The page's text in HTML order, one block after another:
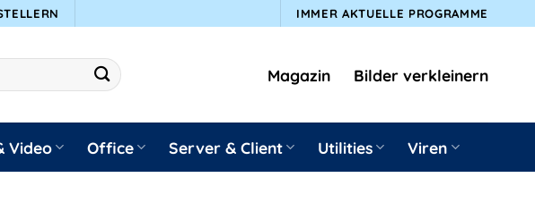
IMMER AKTUELLE PROGRAMME
Magazin Bilder verkleinern
Video Office Server & Client Utilities Viren